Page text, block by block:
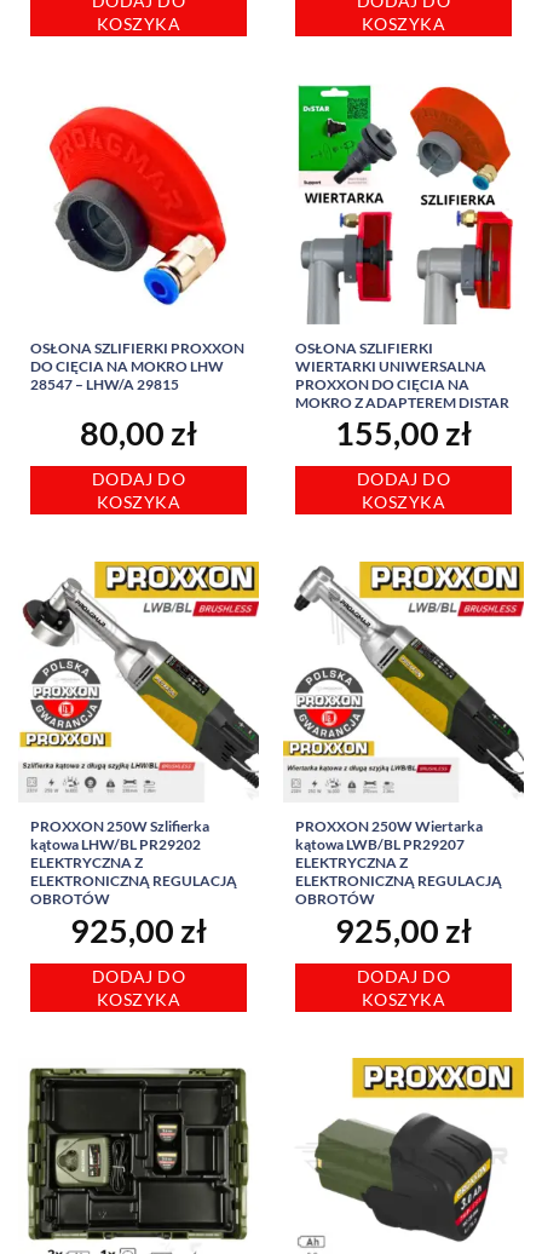
KOSZYKA
KOSZYKA
OSŁONA SZLIFIERKI PROXXON
DO CIĘCIA NA MOKRO LHW
28547 – LHW/A 29815
80,00 zł
DODAJ DO
KOSZYKA
OSŁONA SZLIFIERKI
WIERTARKI UNIWERSALNA
PROXXON DO CIĘCIA NA
MOKRO Z ADAPTEREM DISTAR
155,00 zł
DODAJ DO
KOSZYKA
PROXXON 250W Szlifierka
kątowa LHW/BL PR29202
ELEKTRYCZNA Z
ELEKTRONICZNĄ REGULACJĄ
OBROTÓW
925,00 zł
DODAJ DO
KOSZYKA
PROXXON 250W Wiertarka
kątowa LWB/BL PR29207
ELEKTRYCZNA Z
ELEKTRONICZNĄ REGULACJĄ
OBROTÓW
925,00 zł
DODAJ DO
KOSZYKA